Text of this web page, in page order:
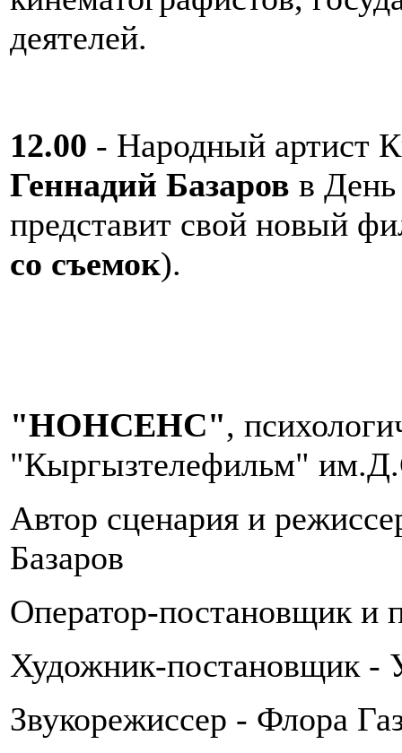
деятелей.
12.00 - Народный артист
Геннадий Базаров в День
представит свой новый
со съемок).
"НОНСЕНС",
"Кыргызтелефильм"
Автор сценария и
Базаров
Оператор-постановщик и
Художник-постановщик -
Звукорежиссер - Флора